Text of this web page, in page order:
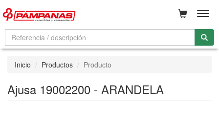
Inicio Productos Producto
Ajusa 19002200 - ARANDELA